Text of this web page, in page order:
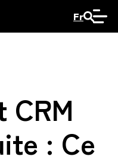
Fr
CRM
: Ce